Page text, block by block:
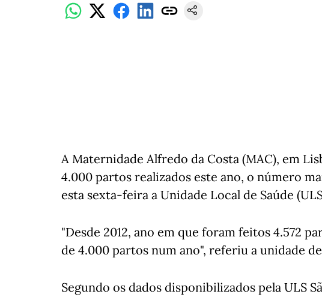
A Maternidade Alfredo da Costa (MAC), em
4.000 partos realizados este ano, o número
esta sexta-feira a Unidade Local de Saúde
"Desde 2012, ano em que foram feitos 4.572
de 4.000 partos num ano", referiu a unidade
Segundo os dados disponibilizados pela ULS